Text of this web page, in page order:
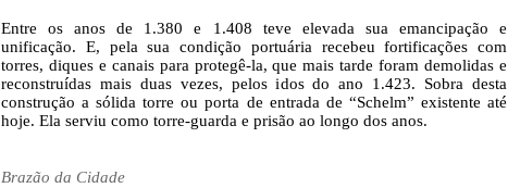
Entre os anos de 1.380 e 1.408 teve elevada sua emancipação e
unificação. E, pela sua condição portuária recebeu fortificações com
torres, diques e canais para protegê-la, que mais tarde foram demolidas e
reconstruídas mais duas vezes, pelos idos do ano 1.423. Sobra desta
construção a sólida torre ou porta de entrada de “Schelm” existente até
hoje. Ela serviu como torre-guarda e prisão ao longo dos anos.
Brazão da Cidade